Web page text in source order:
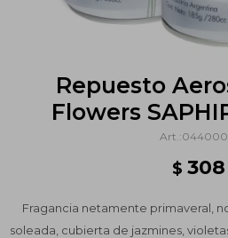
Repuesto
Flowers
$ 308
Fragancia netamente primaveral,
soleada, cubierta de jazmines,